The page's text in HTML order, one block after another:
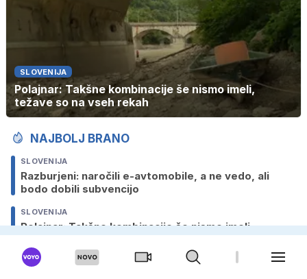
SLOVENIJA
Polajnar: Takšne kombinacije še nismo imeli,
težave so na vseh rekah
NAJBOLJ BRANO
SLOVENIJA
Razburjeni: naročili e-avtomobile, a ne vedo, ali
bodo dobili subvencijo
SLOVENIJA
Polajnar: Takšne kombinacije še nismo imeli,
težave so na vseh rekah
TUJINA